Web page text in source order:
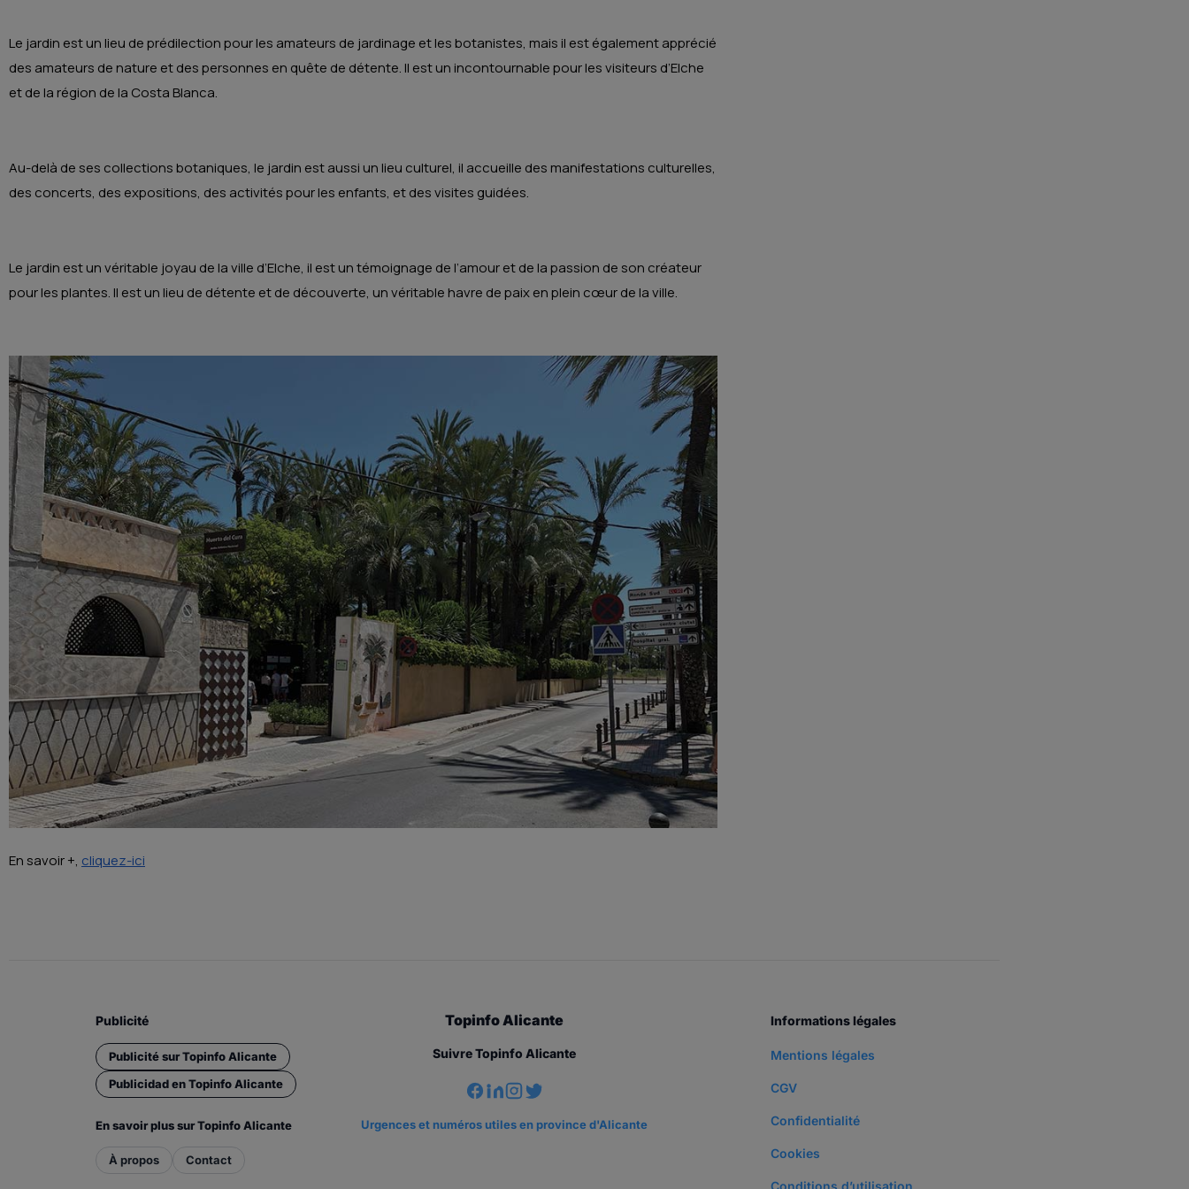
Le jardin est un lieu de prédilection pour les amateurs de jardinage et les botanistes, mais il est également apprécié
des amateurs de nature et des personnes en quête de détente. Il est un incontournable pour les visiteurs d’Elche
et de la région de la Costa Blanca.
Au-delà de ses collections botaniques, le jardin est aussi un lieu culturel, il accueille des manifestations culturelles,
des concerts, des expositions, des activités pour les enfants, et des visites guidées.
Le jardin est un véritable joyau de la ville d’Elche, il est un témoignage de l’amour et de la passion de son créateur
pour les plantes. Il est un lieu de détente et de découverte, un véritable havre de paix en plein cœur de la ville.
En savoir +, cliquez-ici
Publicité
Publicité sur Topinfo Alicante
Publicidad en Topinfo Alicante
En savoir plus sur Topinfo Alicante
À propos Contact
Topinfo Alicante
Suivre Topinfo Alicante
Urgences et numéros utiles en province d'Alicante
Informations légales
Mentions légales
CGV
Confidentialité
Cookies